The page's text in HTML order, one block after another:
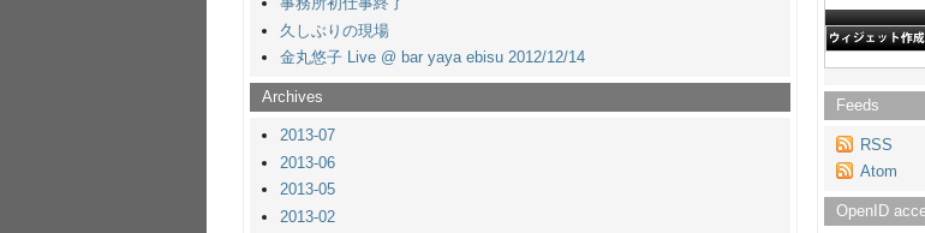
久しぶりの現場
金丸悠子 Live @ bar yaya ebisu 2012/12/14
Archives
2013-07
2013-06
2013-05
2013-02
Feeds
RSS
Atom
OpenID